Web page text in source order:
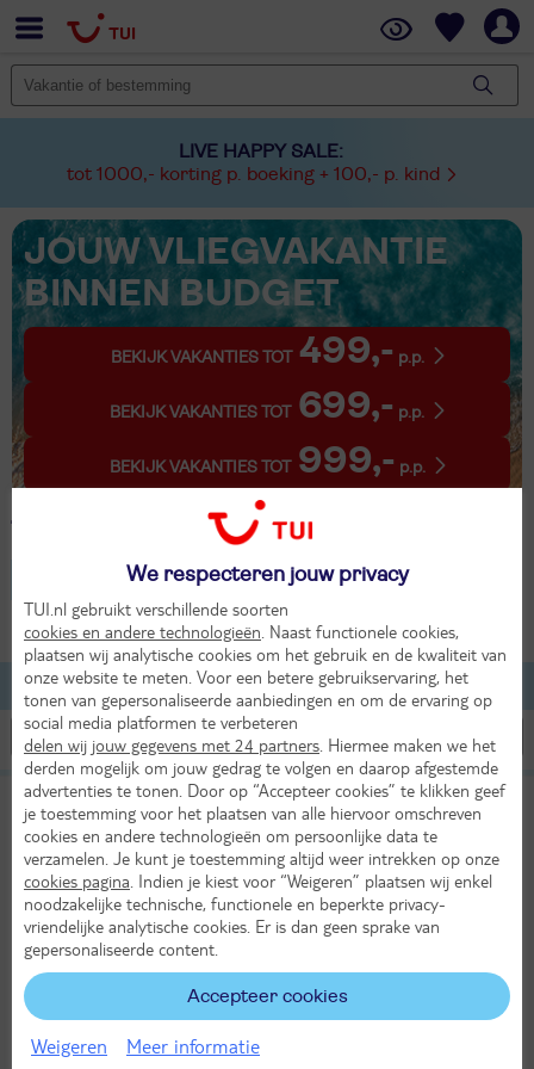
LIVE HAPPY SALE:
tot 1000,- korting p. boeking + 100,- p. kind
JOUW VLIEGVAKANTIE
BINNEN BUDGET
BEKIJK VAKANTIES TOT 499,- p.p.
BEKIJK VAKANTIES TOT 699,- p.p.
BEKIJK VAKANTIES TOT 999,- p.p.
1 Vakantie Tavernelle Di Panicale
Italië - Tavernelle Di Panicale
2 volwassenen
Filteren Lijst Kaart
Relais Villa Monte Solare Wellness & Spa
TUI classificatie Hotel
Umbrië Tavernelle Di Panicale
in sep
Zo 27 sep 2026
4 dagen (3 nachten)
Eigen vervoer
Bekijk
We respecteren jouw privacy
TUI.nl gebruikt verschillende soorten
cookies en andere technologieën . Naast functionele cookies,
plaatsen wij analytische cookies om het gebruik en de kwaliteit van
onze website te meten. Voor een betere gebruikservaring, het
tonen van gepersonaliseerde aanbiedingen en om de ervaring op
social media platformen te verbeteren
delen wij jouw gegevens met 24 partners . Hiermee maken we het
derden mogelijk om jouw gedrag te volgen en daarop afgestemde
advertenties te tonen. Door op “Accepteer cookies” te klikken geef
je toestemming voor het plaatsen van alle hiervoor omschreven
cookies en andere technologieën om persoonlijke data te
verzamelen. Je kunt je toestemming altijd weer intrekken op onze
cookies pagina . Indien je kiest voor “Weigeren” plaatsen wij enkel
noodzakelijke technische, functionele en beperkte privacy-
vriendelijke analytische cookies. Er is dan geen sprake van
gepersonaliseerde content.
Accepteer cookies
Weigeren Meer informatie